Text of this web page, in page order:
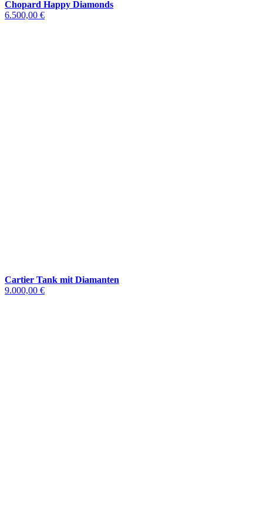
Chopard Happy Diamonds
6.500,00 €
Cartier Tank mit Diamanten
9.000,00 €